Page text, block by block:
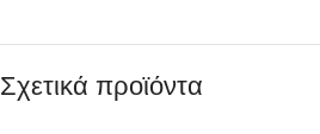
Σχετικά προϊόντα